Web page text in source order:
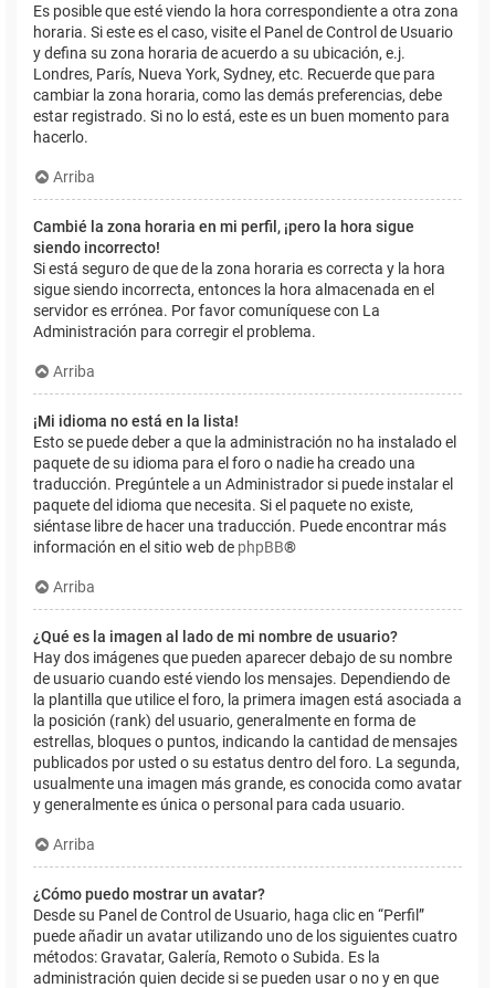
Es posible que esté viendo la hora correspondiente a otra zona
horaria. Si este es el caso, visite el Panel de Control de Usuario
y defina su zona horaria de acuerdo a su ubicación, e.j.
Londres, París, Nueva York, Sydney, etc. Recuerde que para
cambiar la zona horaria, como las demás preferencias, debe
estar registrado. Si no lo está, este es un buen momento para
hacerlo.
Arriba
Cambié la zona horaria en mi perfil, ¡pero la hora sigue
siendo incorrecto!
Si está seguro de que de la zona horaria es correcta y la hora
sigue siendo incorrecta, entonces la hora almacenada en el
servidor es errónea. Por favor comuníquese con La
Administración para corregir el problema.
Arriba
¡Mi idioma no está en la lista!
Esto se puede deber a que la administración no ha instalado el
paquete de su idioma para el foro o nadie ha creado una
traducción. Pregúntele a un Administrador si puede instalar el
paquete del idioma que necesita. Si el paquete no existe,
siéntase libre de hacer una traducción. Puede encontrar más
información en el sitio web de phpBB®
Arriba
¿Qué es la imagen al lado de mi nombre de usuario?
Hay dos imágenes que pueden aparecer debajo de su nombre
de usuario cuando esté viendo los mensajes. Dependiendo de
la plantilla que utilice el foro, la primera imagen está asociada a
la posición (rank) del usuario, generalmente en forma de
estrellas, bloques o puntos, indicando la cantidad de mensajes
publicados por usted o su estatus dentro del foro. La segunda,
usualmente una imagen más grande, es conocida como avatar
y generalmente es única o personal para cada usuario.
Arriba
¿Cómo puedo mostrar un avatar?
Desde su Panel de Control de Usuario, haga clic en “Perfil”
puede añadir un avatar utilizando uno de los siguientes cuatro
métodos: Gravatar, Galería, Remoto o Subida. Es la
administración quien decide si se pueden usar o no y en que